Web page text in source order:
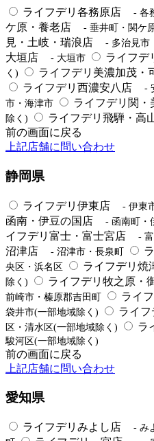
ライフデリ各務原店 - 各
ケ原・養老店
- 垂井町・関ケ
見・土岐・瑞浪店
- 多治見市
大垣店
- 大垣市 ライフデ
く)
ライフデリ美濃加茂・
ライフデリ西濃安八店
-
市・海津市
ライフデリ関・
除く)
ライフデリ飛騨・高
前の画面に戻る
上記店舗に問い合わせ
静岡県
ライフデリ伊東店 - 伊東
函南・伊豆の国店
- 函南町・
イフデリ富士・富士宮店
-
沼津店
- 沼津市・長泉町
央区・浜名区
ライフデリ焼
除く)
ライフデリ牧之原・
前崎市・榛原郡吉田町
ライ
袋井市(一部地域除く)
ライ
区・清水区(一部地域除く)
ラ
駿河区(一部地域除く)
前の画面に戻る
上記店舗に問い合わせ
愛知県
ライフデリみよし店
- み